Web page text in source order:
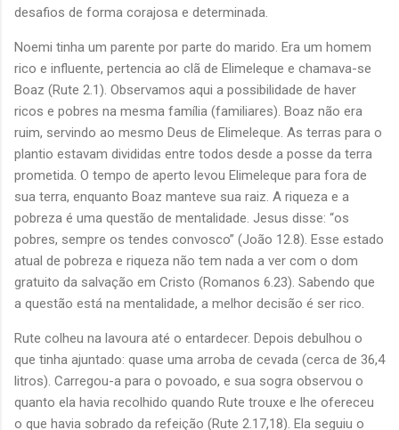
desafios de forma corajosa e determinada.
Noemi tinha um parente por parte do marido. Era um homem
rico e influente, pertencia ao clã de Elimeleque e chamava-se
Boaz (Rute 2.1). Observamos aqui a possibilidade de haver
ricos e pobres na mesma família (familiares). Boaz não era
ruim, servindo ao mesmo Deus de Elimeleque. As terras para o
plantio estavam divididas entre todos desde a posse da terra
prometida. O tempo de aperto levou Elimeleque para fora de
sua terra, enquanto Boaz manteve sua raiz. A riqueza e a
pobreza é uma questão de mentalidade. Jesus disse: “os
pobres, sempre os tendes convosco” (João 12.8). Esse estado
atual de pobreza e riqueza não tem nada a ver com o dom
gratuito da salvação em Cristo (Romanos 6.23). Sabendo que
a questão está na mentalidade, a melhor decisão é ser rico.
Rute colheu na lavoura até o entardecer. Depois debulhou o
que tinha ajuntado: quase uma arroba de cevada (cerca de 36,4
litros). Carregou-a para o povoado, e sua sogra observou o
quanto ela havia recolhido quando Rute trouxe e lhe ofereceu
o que havia sobrado da refeição (Rute 2.17,18). Ela seguiu o